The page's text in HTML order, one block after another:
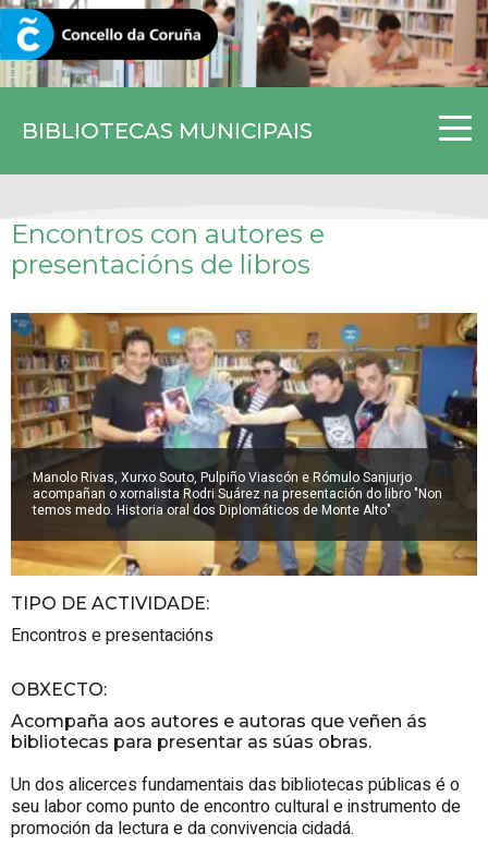
BIBLIOTECAS MUNICIPAIS
CORUNA.GAL
Encontros con autores e
presentacións de libros
Manolo Rivas, Xurxo Souto, Pulpiño Viascón e Rómulo Sanjurjo
acompañan o xornalista Rodri Suárez na presentación do libro "Non
temos medo. Historia oral dos Diplomáticos de Monte Alto"
TIPO DE ACTIVIDADE:
Encontros e presentacións
OBXECTO:
Acompaña aos autores e autoras que veñen ás
bibliotecas para presentar as súas obras.
Un dos alicerces fundamentais das bibliotecas públicas é o
seu labor como punto de encontro cultural e instrumento de
promoción da lectura e da convivencia cidadá.